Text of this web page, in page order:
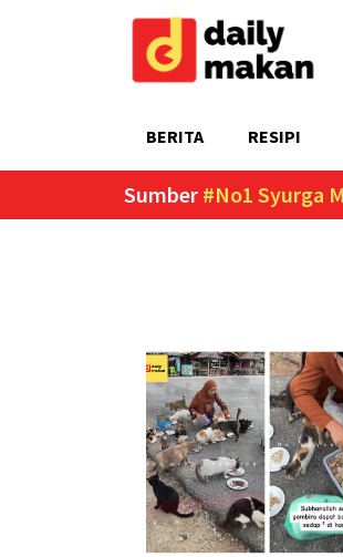
BERITA RESIPI
Sumber #No1 Syurga